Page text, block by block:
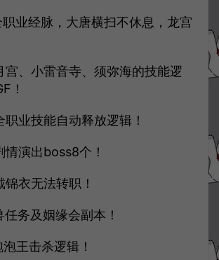
职业经脉，大唐横扫不休息，龙宫
宫、小雷音寺、须弥海的技能逻
！
职业技能自动释放逻辑！
情演出boss8个！
衣无法转职！
务及姻缘会副本！
王击杀逻辑！